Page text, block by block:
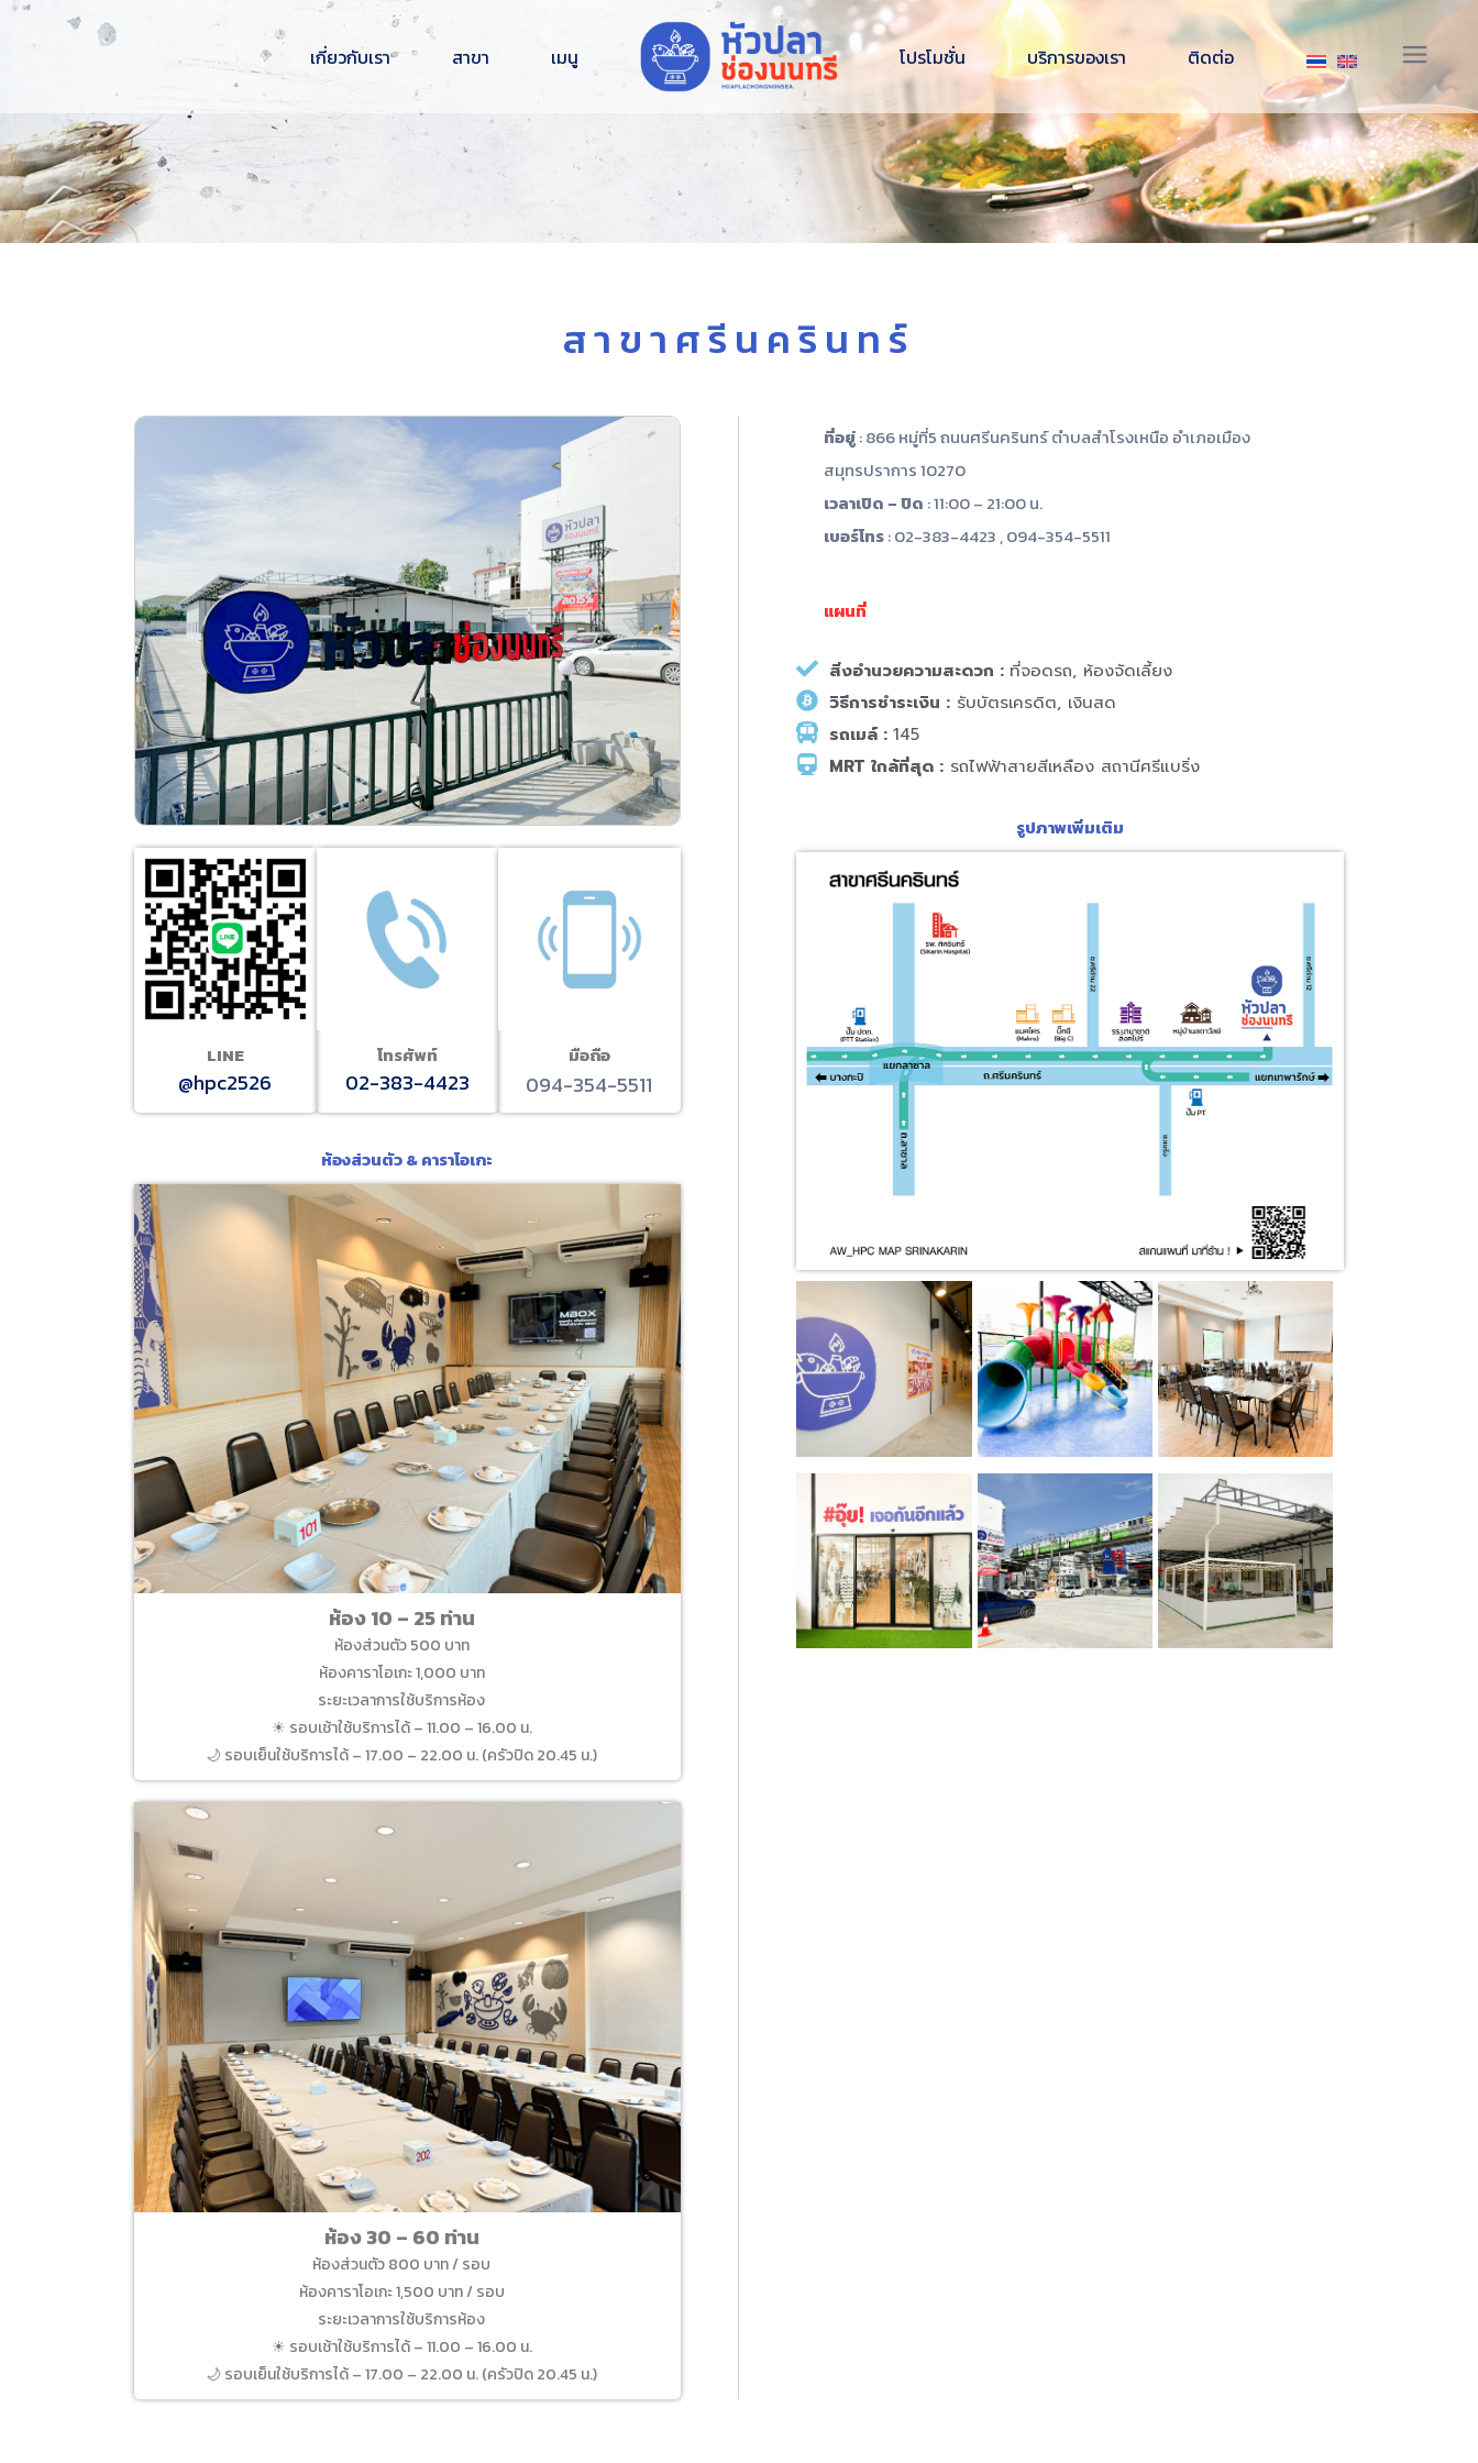
เกี่ยวกับเรา สาขา เมนู โปรโมชั่น บริการของเรา
จัดเลี้ยงนอกสถานที่
อาหารแช่แข็ง พร้อมปรุง
ติดต่อ
จัดเลี้ยงนอกสถานที่
อาหารแช่แข็ง พร้อมปรุง
สินค้าของเรา
สิ่งอำนวยความสะดวกภายในร้าน
สาขาศรีนครินทร์
LINE
@hpc2526
โทรศัพท์
02-383-4423
มือถือ
094-354-5511
ห้องส่วนตัว & คาราโอเกะ
ห้อง 10 – 25 ท่าน
ห้องส่วนตัว 500 บาท
ห้องคาราโอเกะ 1,000 บาท
ระยะเวลาการใช้บริการห้อง
☀ รอบเช้าใช้บริการได้ – 11.00 – 16.00 น.
🌙 รอบเย็นใช้บริการได้ – 17.00 – 22.00 น. (ครัวปิด 20.45 น.)
ห้อง 30 – 60 ท่าน
ห้องส่วนตัว 800 บาท / รอบ
ห้องคาราโอเกะ 1,500 บาท / รอบ
ระยะเวลาการใช้บริการห้อง
☀ รอบเช้าใช้บริการได้ – 11.00 – 16.00 น.
🌙 รอบเย็นใช้บริการได้ – 17.00 – 22.00 น. (ครัวปิด 20.45 น.)
ที่อยู่: 866 หมู่ที่5 ถนนศรีนครินทร์ ตำบลสำโรงเหนือ อำเภอเมือง
สมุทรปราการ 10270
เวลาเปิด – ปิด : 11:00 – 21:00 น.
เบอร์โทร: 02-383-4423 , 094-354-5511
แผนที่
สิ่งอำนวยความสะดวก : ที่จอดรถ, ห้องจัดเลี้ยง
วิธีการชำระเงิน : รับบัตรเครดิต, เงินสด
รถเมล์ :145
MRT ใกล้ที่สุด : รถไฟฟ้าสายสีเหลือง สถานีศรีแบริ่ง
รูปภาพเพิ่มเติม